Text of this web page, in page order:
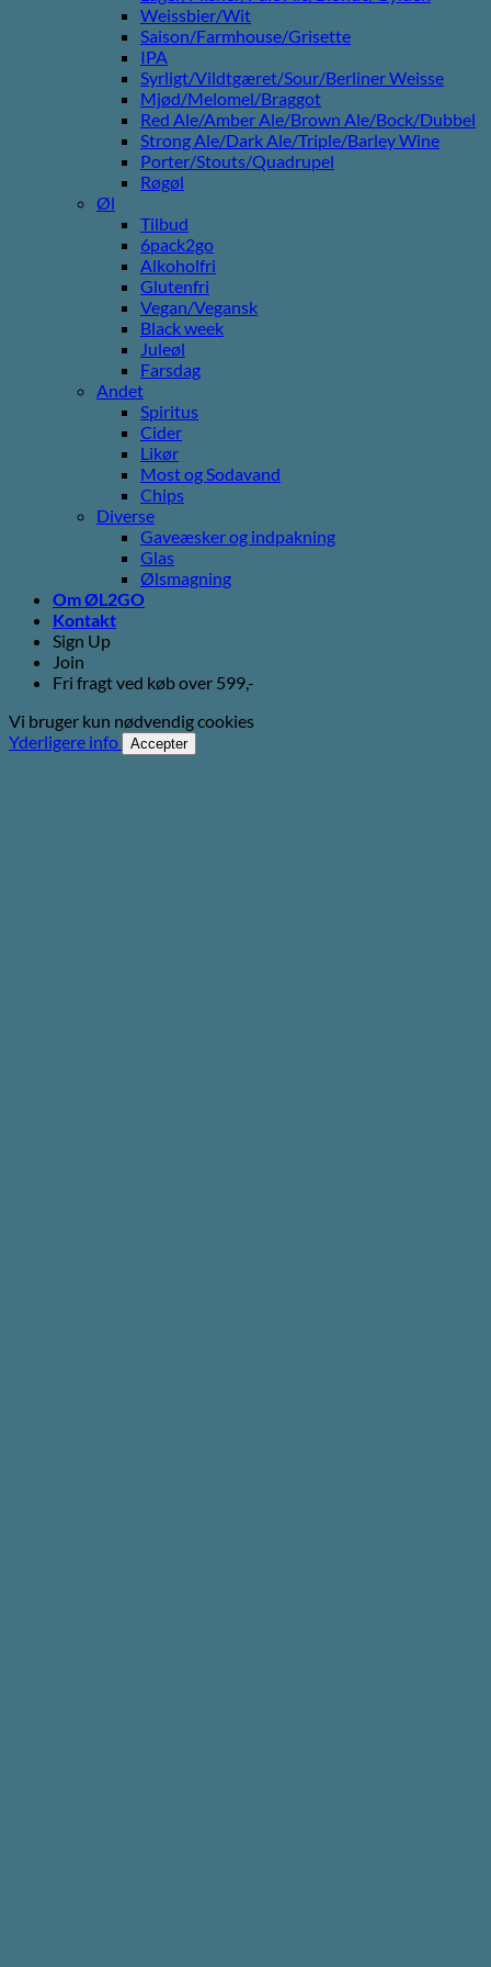
Weissbier/Wit
Saison/Farmhouse/Grisette
IPA
Syrligt/Vildtgæret/Sour/Berliner Weisse
Mjød/Melomel/Braggot
Red Ale/Amber Ale/Brown Ale/Bock/Dubbel
Strong Ale/Dark Ale/Triple/Barley Wine
Porter/Stouts/Quadrupel
Røgøl
Øl
Tilbud
6pack2go
Alkoholfri
Glutenfri
Vegan/Vegansk
Black week
Juleøl
Farsdag
Andet
Spiritus
Cider
Likør
Most og Sodavand
Chips
Diverse
Gaveæsker og indpakning
Glas
Ølsmagning
Om ØL2GO
Kontakt
Sign Up
Join
Fri fragt ved køb over 599,-
Vi bruger kun nødvendig cookies
Yderligere info
Accepter